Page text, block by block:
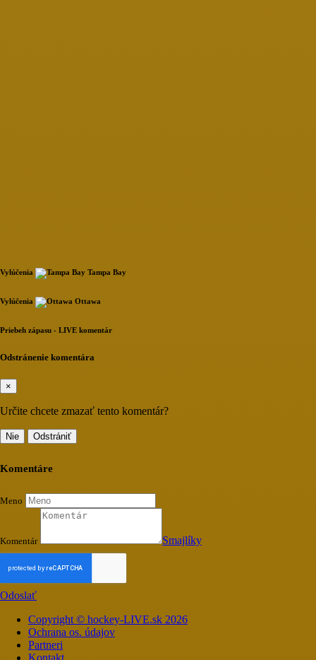
Vylúčenia Tampa Bay
Loading...
Vylúčenia Ottawa
Loading...
Priebeh zápasu - LIVE komentár
Loading...
Odstránenie komentára
×
Určite chcete zmazať tento komentár?
Nie Odstrániť
Komentáre
Meno
Komentár Smajlíky
Odoslať
Copyright © hockey-LIVE.sk 2026
Ochrana os. údajov
Partneri
Kontakt